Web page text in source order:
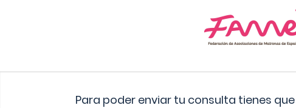
Para poder enviar tu consulta tienes que